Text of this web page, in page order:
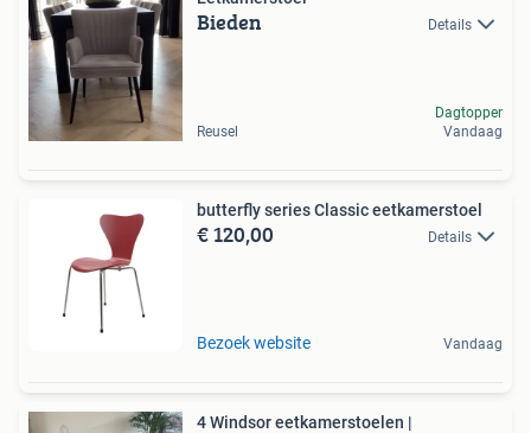
Bieden Details
Reusel
Dagtopper
Vandaag
butterfly series Classic eetkamerstoel
€ 120,00 Details
Bezoek website Vandaag
4 Windsor eetkamerstoelen |